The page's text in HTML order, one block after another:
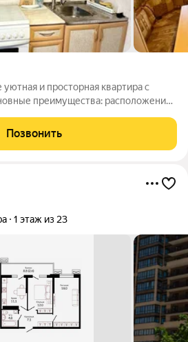
и просторная квартира с
преимущества: расположение
места; рядом расположен рынок; до
Позвонить
1 этаж из 23